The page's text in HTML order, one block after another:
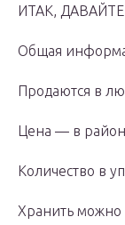
ИТАК,
Общая
Продаются в
Цена — в
Количество в
Хранить можно